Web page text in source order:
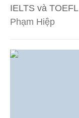
IELTS và TOEFL
Phạm Hiệp